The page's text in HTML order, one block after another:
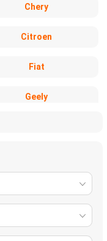
Chery
Citroen
Fiat
Geely